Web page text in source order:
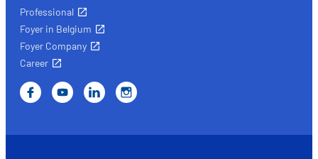
Professional
Foyer in Belgium
Foyer Company
Career